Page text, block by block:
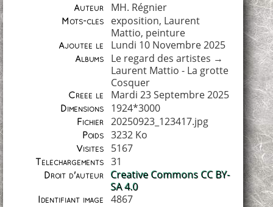
Auteur MH. Régnier
Mots-clés exposition, Laurent
Mattio, peinture
Ajoutée le Lundi 10 Novembre 2025
Albums Le regard des artistes →
Laurent Mattio - La grotte
Cosquer
Créée le Mardi 23 Septembre 2025
Dimensions 1924*3000
Fichier 20250923_123417.jpg
Poids 3232 Ko
Visites 5167
Téléchargements 31
Droit d'auteur
Creative Commons CC BY-
SA 4.0
Identifiant image 4867